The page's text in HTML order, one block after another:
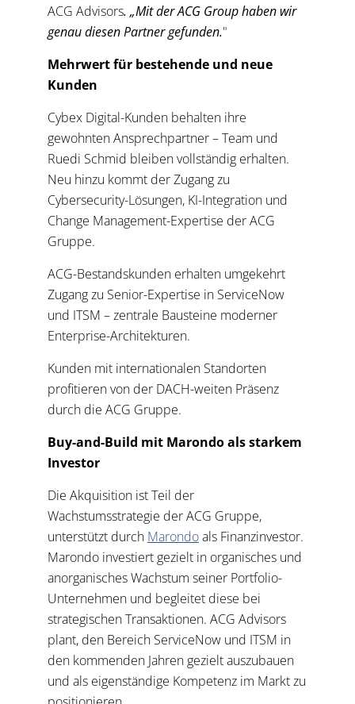
ACG Advisors. „Mit der ACG Group haben wir
genau diesen Partner gefunden."
Mehrwert für bestehende und neue
Kunden
Cybex Digital-Kunden behalten ihre
gewohnten Ansprechpartner – Team und
Ruedi Schmid bleiben vollständig erhalten.
Neu hinzu kommt der Zugang zu
Cybersecurity-Lösungen, KI-Integration und
Change Management-Expertise der ACG
Gruppe.
ACG-Bestandskunden erhalten umgekehrt
Zugang zu Senior-Expertise in ServiceNow
und ITSM – zentrale Bausteine moderner
Enterprise-Architekturen.
Kunden mit internationalen Standorten
profitieren von der DACH-weiten Präsenz
durch die ACG Gruppe.
Buy-and-Build mit Marondo als starkem
Investor
Die Akquisition ist Teil der
Wachstumsstrategie der ACG Gruppe,
unterstützt durch Marondoals Finanzinvestor.
Marondo investiert gezielt in organisches und
anorganisches Wachstum seiner Portfolio-
Unternehmen und begleitet diese bei
strategischen Transaktionen. ACG Advisors
plant, den Bereich ServiceNow und ITSM in
den kommenden Jahren gezielt auszubauen
und als eigenständige Kompetenz im Markt zu